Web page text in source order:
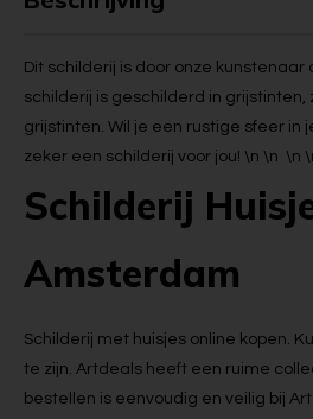
Dit schilderij is door onze
schilderij is geschilderd in grijstinten,
grijstinten. Wil je een rustige sfeer in
zeker een schilderij voor jou! \n \n \n
Schilderij
Amsterdam
Schilderij met huisjes online kopen.
te zijn. Artdeals heeft een ruime
bestellen is eenvoudig en veilig bij